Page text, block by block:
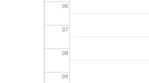
06
07
08
09